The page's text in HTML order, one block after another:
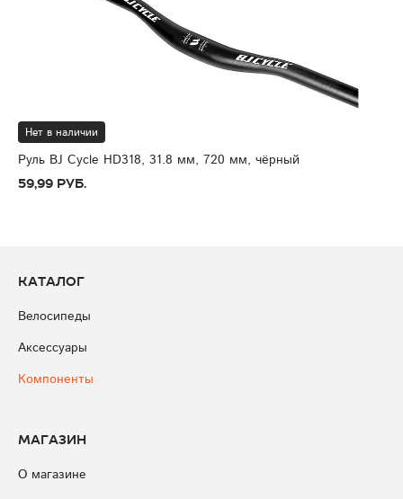
Нет в наличии
Руль BJ Cycle HD318, 31.8 мм, 720 мм, чёрный
59,99 руб.
Каталог
Велосипеды
Аксессуары
Компоненты
Магазин
О магазине